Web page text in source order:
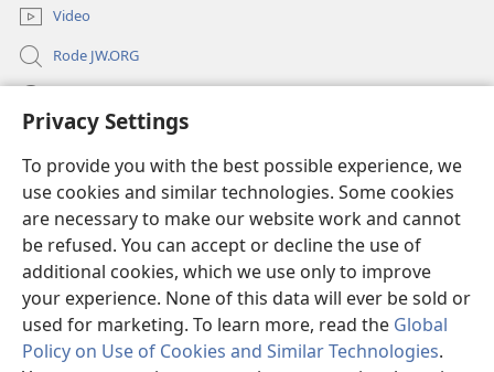
Privacy Settings
To provide you with the best possible experience, we
use cookies and similar technologies. Some cookies
are necessary to make our website work and cannot
be refused. You can accept or decline the use of
additional cookies, which we use only to improve
your experience. None of this data will ever be sold or
used for marketing. To learn more, read the Global
Policy on Use of Cookies and Similar Technologies.
Video
Rode JW.ORG
(opens
window)Watchtower BIBLIOTEK LO ENTERNET
(opens
new
window)JW Hub ®
(opens
new
window)